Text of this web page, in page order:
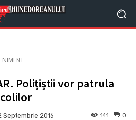
Polițiștii vor patrula
Septembrie 2016 0
141